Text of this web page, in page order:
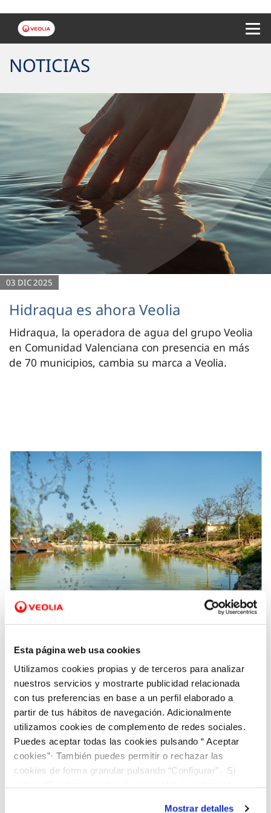
Esta página web usa cookies
Utilizamos cookies propias y de terceros para analizar
nuestros servicios y mostrarte publicidad relacionada
con tus preferencias en base a un perfil elaborado a
partir de tus hábitos de navegación. Adicionalmente
utilizamos cookies de complemento de redes sociales.
Puedes aceptar todas las cookies pulsando “ Aceptar
cookies”· También puedes permitir o rechazar las
cookies de forma granular pulsando “Configurar”. Si
Mostrar detalles
NOTICIAS
03 DIC 2025
Hidraqua es ahora Veolia
Hidraqua, la operadora de agua del grupo Veolia
en Comunidad Valenciana con presencia en más
de 70 municipios, cambia su marca a Veolia.
19 NOV 2021
la Comunitat Valenciana reutilizan un 43%
más de agua que la media española